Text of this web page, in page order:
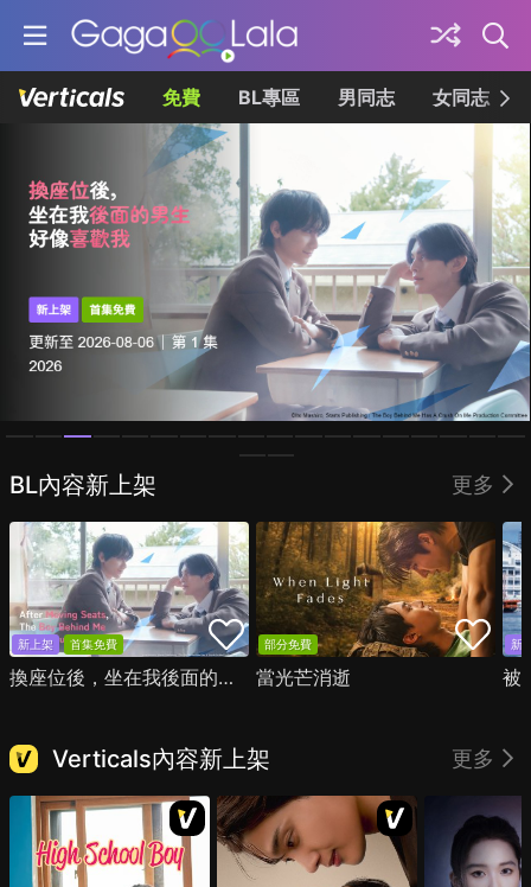
免費 BL專區 男同志 女同志
Homepage
BL內容新上架 更多
新上架 首集免費
換座位後，坐在我後面的男生好像喜歡我
部分免費
當光芒消逝
新
被
Verticals內容新上架 更多